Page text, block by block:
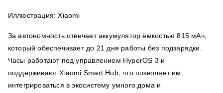
Иллюстрация: Xiaomi
За автономность отвечает аккумулятор ёмкостью 815 мАч,
который обеспечивает до 21 дня работы без подзарядки.
Часы работают под управлением HyperOS 3 и
поддерживают Xiaomi Smart Hub, что позволяет им
интегрироваться в экосистему умного дома и